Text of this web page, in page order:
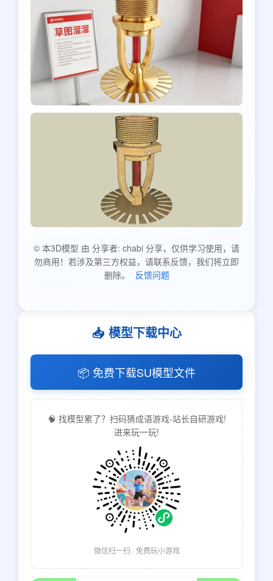
© 本3D模型 由 分享者: chabi 分享，仅供学习使用，请
勿商用！若涉及第三方权益，请联系反馈，我们将立即
删除。
反馈问题
📥 模型下载中心
📦 免费下载SU模型文件
🧠 找模型累了？扫码猜成语游戏-站长自研游戏!
进来玩一玩!
微信扫一扫 · 免费玩小游戏